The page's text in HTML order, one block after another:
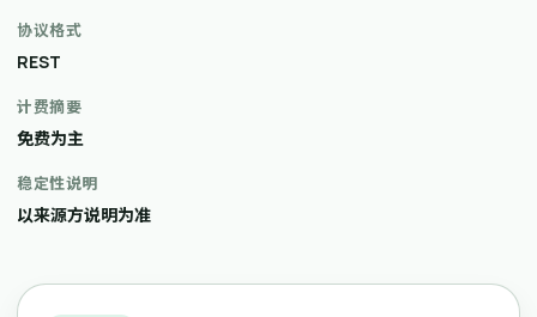
协议格式
REST
计费摘要
免费为主
稳定性说明
以来源方说明为准